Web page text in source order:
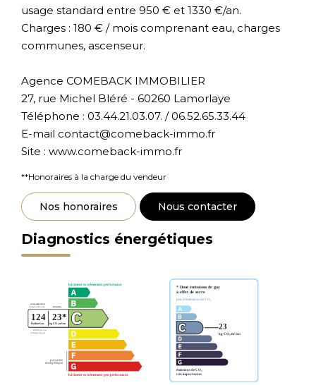
usage standard entre 950 € et 1330 €/an.
Charges : 180 € / mois comprenant eau, charges
communes, ascenseur.
Agence COMEBACK IMMOBILIER
27, rue Michel Bléré - 60260 Lamorlaye
Téléphone : 03.44.21.03.07. / 06.52.65.33.44
E-mail contact@comeback-immo.fr
Site : www.comeback-immo.fr
**Honoraires à la charge du vendeur
Nos honoraires Nous contacter
Diagnostics énergétiques